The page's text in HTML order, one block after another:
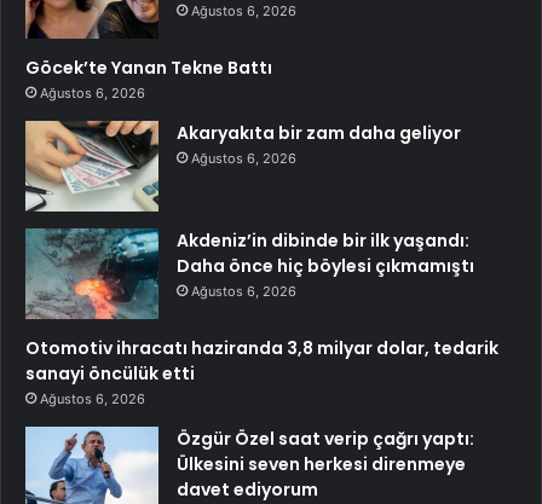
Ağustos 6, 2026
Göcek’te Yanan Tekne Battı
Ağustos 6, 2026
Akaryakıta bir zam daha geliyor
Ağustos 6, 2026
Akdeniz’in dibinde bir ilk yaşandı:
Daha önce hiç böylesi çıkmamıştı
Ağustos 6, 2026
Otomotiv ihracatı haziranda 3,8 milyar dolar, tedarik
sanayi öncülük etti
Ağustos 6, 2026
Özgür Özel saat verip çağrı yaptı:
Ülkesini seven herkesi direnmeye
davet ediyorum